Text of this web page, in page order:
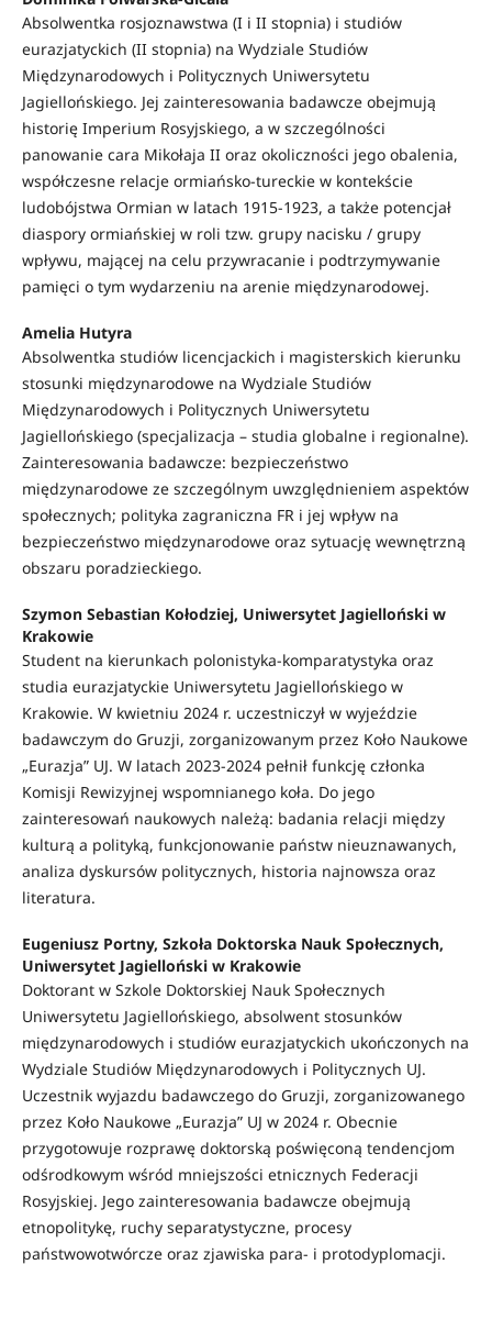
Absolwentka rosjoznawstwa (I i II stopnia) i studiów
eurazjatyckich (II stopnia) na Wydziale Studiów
Międzynarodowych i Politycznych Uniwersytetu
Jagiellońskiego. Jej zainteresowania badawcze obejmują
historię Imperium Rosyjskiego, a w szczególności
panowanie cara Mikołaja II oraz okoliczności jego obalenia,
współczesne relacje ormiańsko-tureckie w kontekście
ludobójstwa Ormian w latach 1915-1923, a także potencjał
diaspory ormiańskiej w roli tzw. grupy nacisku / grupy
wpływu, mającej na celu przywracanie i podtrzymywanie
pamięci o tym wydarzeniu na arenie międzynarodowej.
Amelia Hutyra
Absolwentka studiów licencjackich i magisterskich kierunku
stosunki międzynarodowe na Wydziale Studiów
Międzynarodowych i Politycznych Uniwersytetu
Jagiellońskiego (specjalizacja – studia globalne i regionalne).
Zainteresowania badawcze: bezpieczeństwo
międzynarodowe ze szczególnym uwzględnieniem aspektów
społecznych; polityka zagraniczna FR i jej wpływ na
bezpieczeństwo międzynarodowe oraz sytuację wewnętrzną
obszaru poradzieckiego.
Szymon Sebastian Kołodziej, Uniwersytet Jagielloński w
Krakowie
Student na kierunkach polonistyka-komparatystyka oraz
studia eurazjatyckie Uniwersytetu Jagiellońskiego w
Krakowie. W kwietniu 2024 r. uczestniczył w wyjeździe
badawczym do Gruzji, zorganizowanym przez Koło Naukowe
„Eurazja” UJ. W latach 2023-2024 pełnił funkcję członka
Komisji Rewizyjnej wspomnianego koła. Do jego
zainteresowań naukowych należą: badania relacji między
kulturą a polityką, funkcjonowanie państw nieuznawanych,
analiza dyskursów politycznych, historia najnowsza oraz
literatura.
Eugeniusz Portny, Szkoła Doktorska Nauk Społecznych,
Uniwersytet Jagielloński w Krakowie
Doktorant w Szkole Doktorskiej Nauk Społecznych
Uniwersytetu Jagiellońskiego, absolwent stosunków
międzynarodowych i studiów eurazjatyckich ukończonych na
Wydziale Studiów Międzynarodowych i Politycznych UJ.
Uczestnik wyjazdu badawczego do Gruzji, zorganizowanego
przez Koło Naukowe „Eurazja” UJ w 2024 r. Obecnie
przygotowuje rozprawę doktorską poświęconą tendencjom
odśrodkowym wśród mniejszości etnicznych Federacji
Rosyjskiej. Jego zainteresowania badawcze obejmują
etnopolitykę, ruchy separatystyczne, procesy
państwowotwórcze oraz zjawiska para- i protodyplomacji.